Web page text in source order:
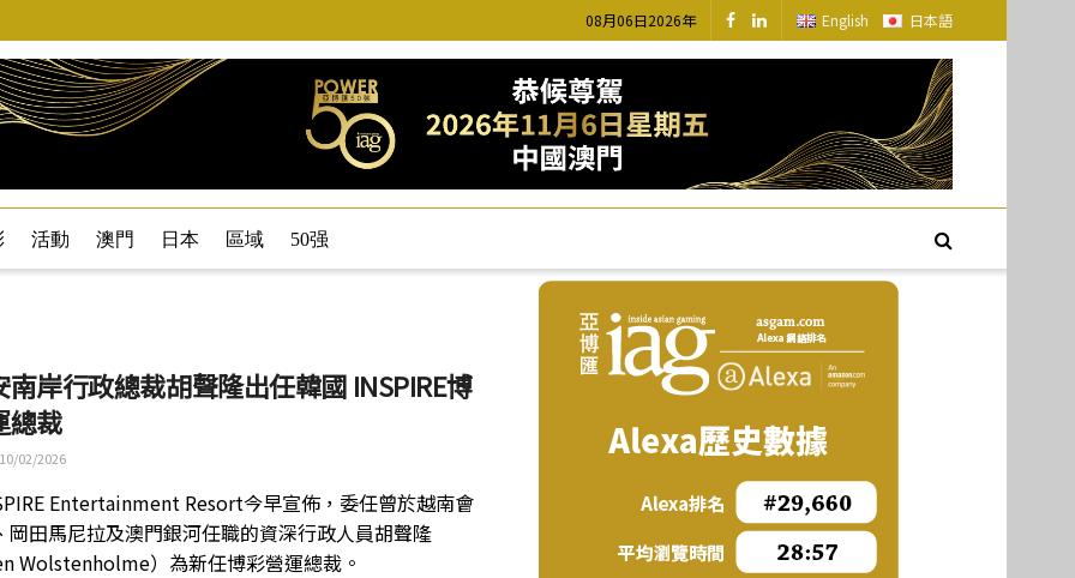
08月06日2026年 English 日本語
活動 澳門 日本 區域 50强
南岸行政總裁胡聲隆出任韓國 INSPIRE博
總裁
02/2026
Entertainment Resort今早宣佈，委任曾於越南會
岡田馬尼拉及澳門銀河任職的資深行政人員胡聲隆
Wolstenholme）為新任博彩營運總裁。